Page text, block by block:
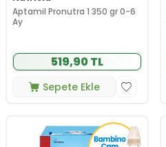
Aptamil Pronutra 1 350 gr 0-6
Ay
519,90 TL
Sepete Ekle